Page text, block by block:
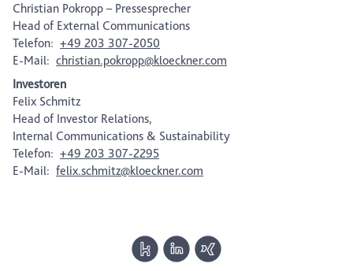
Christian Pokropp – Pressesprecher
Head of External Communications
Telefon: +49 203 307-2050
E-Mail: christian.pokropp@kloeckner.com
Investoren
Felix Schmitz
Head of Investor Relations,
Internal Communications & Sustainability
Telefon: +49 203 307-2295
E-Mail: felix.schmitz@kloeckner.com